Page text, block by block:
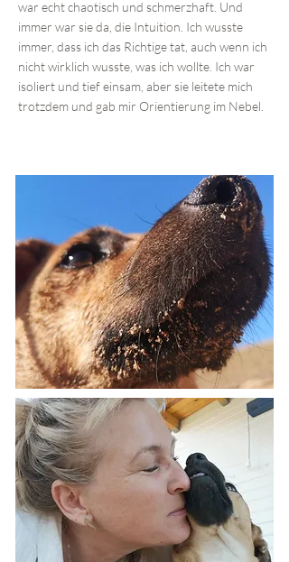
war echt chaotisch und schmerzhaft. Und
immer war sie da, die Intuition. Ich wusste
immer, dass ich das Richtige tat, auch wenn ich
nicht wirklich wusste, was ich wollte. Ich war
isoliert und tief einsam, aber sie leitete mich
trotzdem und gab mir Orientierung im Nebel.